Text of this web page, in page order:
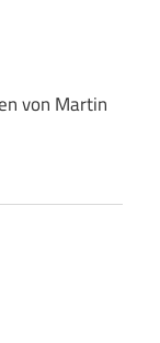
von Martin